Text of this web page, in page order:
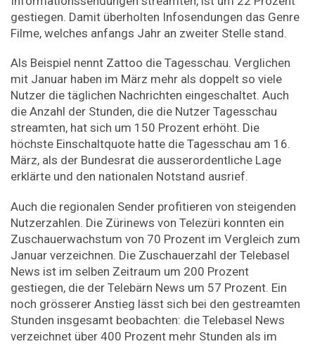
gestiegen. Damit überholten Infosendungen das Genre
Filme, welches anfangs Jahr an zweiter Stelle stand.
Als Beispiel nennt Zattoo die Tagesschau. Verglichen
mit Januar haben im März mehr als doppelt so viele
Nutzer die täglichen Nachrichten eingeschaltet. Auch
die Anzahl der Stunden, die die Nutzer Tagesschau
streamten, hat sich um 150 Prozent erhöht. Die
höchste Einschaltquote hatte die Tagesschau am 16.
März, als der Bundesrat die ausserordentliche Lage
erklärte und den nationalen Notstand ausrief.
Auch die regionalen Sender profitieren von steigenden
Nutzerzahlen. Die Zürinews von Telezüri konnten ein
Zuschauerwachstum von 70 Prozent im Vergleich zum
Januar verzeichnen. Die Zuschauerzahl der Telebasel
News ist im selben Zeitraum um 200 Prozent
gestiegen, die der Telebärn News um 57 Prozent. Ein
noch grösserer Anstieg lässt sich bei den gestreamten
Stunden insgesamt beobachten: die Telebasel News
verzeichnet über 400 Prozent mehr Stunden als im